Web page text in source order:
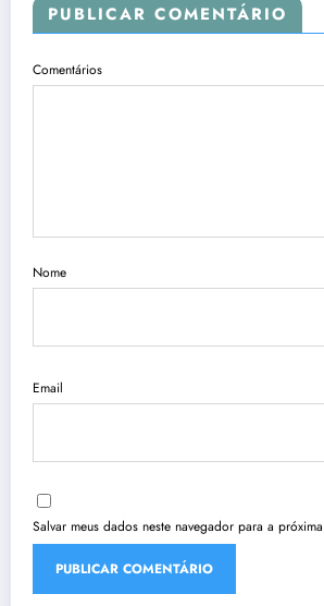
PUBLICAR COMENTÁRIO
Comentários
Nome
Email
Salvar meus dados neste navegador para a